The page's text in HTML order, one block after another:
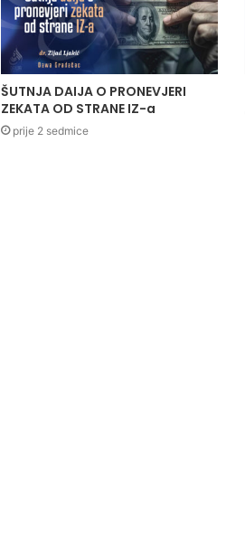
ŠUTNJA DAIJA O PRONEVJERI
ZEKATA OD STRANE IZ-a
prije 2 sedmice